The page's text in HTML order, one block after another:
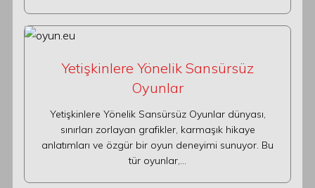
Yetişkinlere Yönelik Sansürsüz
Oyunlar
Yetişkinlere Yönelik Sansürsüz Oyunlar dünyası,
sınırları zorlayan grafikler, karmaşık hikaye
anlatımları ve özgür bir oyun deneyimi sunuyor. Bu
tür oyunlar,…